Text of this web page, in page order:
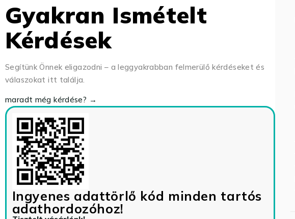
Gyakran Ismételt
Kérdések
Segítünk Önnek eligazodni – a leggyakrabban felmerülő kérdéseket és
válaszokat itt találja.
maradt még kérdése? →
Ingyenes adattörlő kód minden tartós
adathordozóhoz!